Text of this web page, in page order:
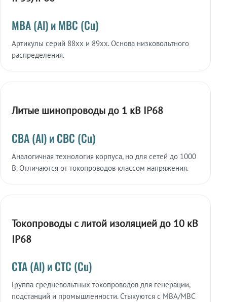
МВА (Al) и МВС (Cu)
Артикулы серий 88xx и 89xx. Основа низковольтного
распределения.
Литые шинопроводы до 1 кВ IP68
СВА (Al) и СВС (Cu)
Аналогичная технология корпуса, но для сетей до 1000
В. Отличаются от токопроводов классом напряжения.
Токопроводы с литой изоляцией до 10 кВ
IP68
СТА (Al) и СТС (Cu)
Группа средневольтных токопроводов для генерации,
подстанций и промышленности. Стыкуются с МВА/МВС